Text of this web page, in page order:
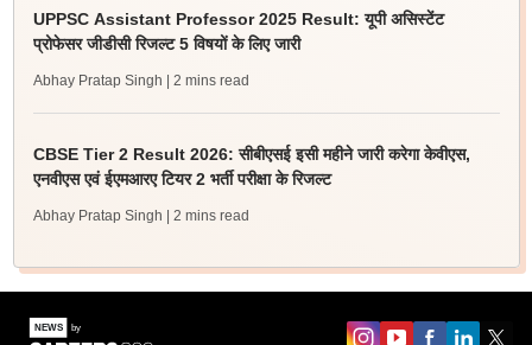
UPPSC Assistant Professor 2025 Result: यूपी असिस्टेंट
प्रोफेसर जीडीसी रिजल्ट 5 विषयों के लिए जारी
Abhay Pratap Singh | 2 mins read
CBSE Tier 2 Result 2026: सीबीएसई इसी महीने जारी करेगा केवीएस,
एनवीएस एवं ईएमआरए टियर 2 भर्ती परीक्षा के रिजल्ट
Abhay Pratap Singh | 2 mins read